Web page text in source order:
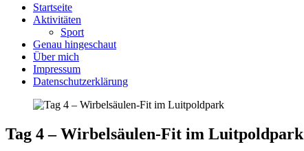
Startseite
Aktivitäten
Sport
Genau hingeschaut
Über mich
Impressum
Datenschutzerklärung
Tag 4 – Wirbelsäulen-Fit im Luitpoldpark